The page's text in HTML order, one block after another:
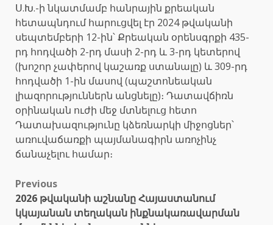
Ս.Խ.-ի նկատմամբ հանրային քրեական
հետապնդում հարուցվել էր 2024 թվականի
սեպտեմբերի 12-ին՝ Քրեական օրենսգրքի 435-
րդ հոդվածի 2-րդ մասի 2-րդ և 3-րդ կետերով
(խոշոր չափերով կաշառք ստանալը) և 309-րդ
հոդվածի 1-ին մասով (պաշտոնեական
լիազորություններն անցնելը)։ Դատավճիռն
օրինական ուժի մեջ մտնելուց հետո
Դատախազությունը կձեռնարկի միջոցներ՝
առուվաճառքի պայմանագիրն առոչինչ
ճանաչելու համար։
Post
navigation
Previous
2026 թվականի աշնանը Հայաստանում
կկայանան տեղական ինքնակառավարման